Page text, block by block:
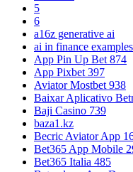
5
6
a16z generative ai
ai in finance
App Pin Up Bet 874
App Pixbet 397
Aviator Mostbet 938
Baixar Aplicativo
Baji Casino 739
baza1.kz
Becric Aviator App
Bet365 App Mobile
Bet365 Italia 485